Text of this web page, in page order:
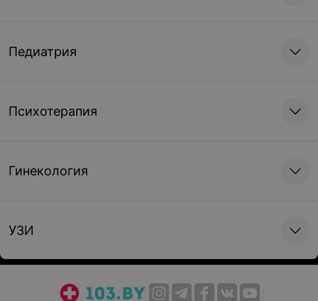
Педиатрия
Психотерапия
Гинекология
УЗИ